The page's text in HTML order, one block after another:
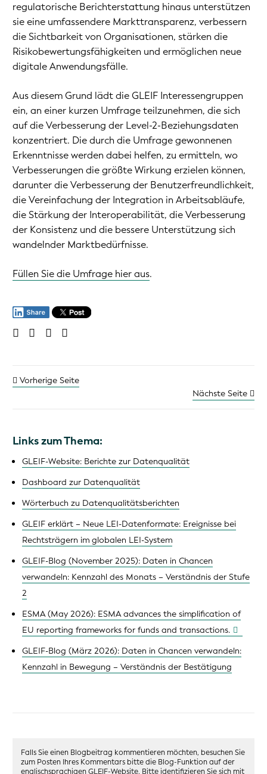
regulatorische Berichterstattung hinaus unterstützen
sie eine umfassendere Markttransparenz, verbessern
die Sichtbarkeit von Organisationen, stärken die
Risikobewertungsfähigkeiten und ermöglichen neue
digitale Anwendungsfälle.
Aus diesem Grund lädt die GLEIF Interessengruppen
ein, an einer kurzen Umfrage teilzunehmen, die sich
auf die Verbesserung der Level-2-Beziehungsdaten
konzentriert. Die durch die Umfrage gewonnenen
Erkenntnisse werden dabei helfen, zu ermitteln, wo
Verbesserungen die größte Wirkung erzielen können,
darunter die Verbesserung der Benutzerfreundlichkeit,
die Vereinfachung der Integration in Arbeitsabläufe,
die Stärkung der Interoperabilität, die Verbesserung
der Konsistenz und die bessere Unterstützung sich
wandelnder Marktbedürfnisse.
Füllen Sie die Umfrage hier aus.
Vorherige Seite
Nächste Seite
Links zum Thema:
GLEIF-Website: Berichte zur Datenqualität
Dashboard zur Datenqualität
Wörterbuch zu Datenqualitätsberichten
GLEIF erklärt – Neue LEI-Datenformate: Ereignisse bei
Rechtsträgern im globalen LEI-System
GLEIF-Blog (November 2025): Daten in Chancen
verwandeln: Kennzahl des Monats – Verständnis der Stufe
2
ESMA (May 2026): ESMA advances the simplification of
EU reporting frameworks for funds and transactions.
GLEIF-Blog (März 2026): Daten in Chancen verwandeln:
Kennzahl in Bewegung – Verständnis der Bestätigung
Falls Sie einen Blogbeitrag kommentieren möchten, besuchen Sie
zum Posten Ihres Kommentars bitte die Blog-Funktion auf der
englischsprachigen GLEIF-Website. Bitte identifizieren Sie sich mit